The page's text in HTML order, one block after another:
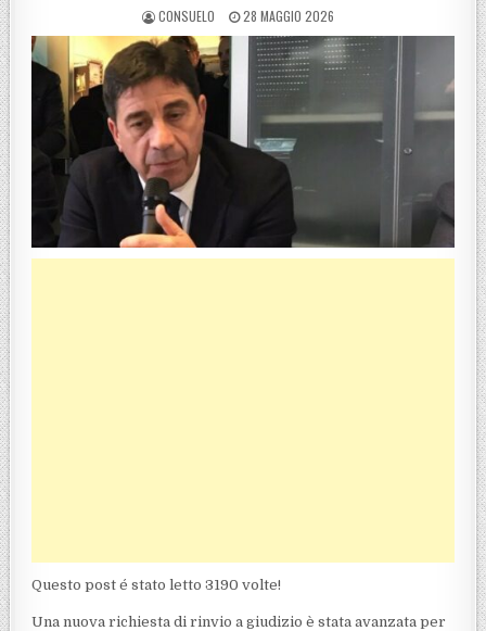
POSTED BY
CONSUELO POSTED ON
28 MAGGIO 2026
Questo post é stato letto 3190 volte!
Una nuova richiesta di rinvio a giudizio è stata avanzata per